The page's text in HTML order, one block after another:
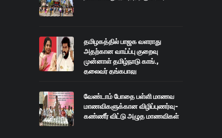
தமிழகத்தில் பாஜக வளராது
அதற்கான வாய்ப்பு குறைவு
முன்னாள் தமிழ்நாடு காங்.,
தலைவர் தங்கபாலு
வேண்டாம் போதை பள்ளி மாணவ
மாணவிகளுக்கான விழிப்புணர்வு-
கண்ணீர் விட்டு அழுத மாணவிகள்